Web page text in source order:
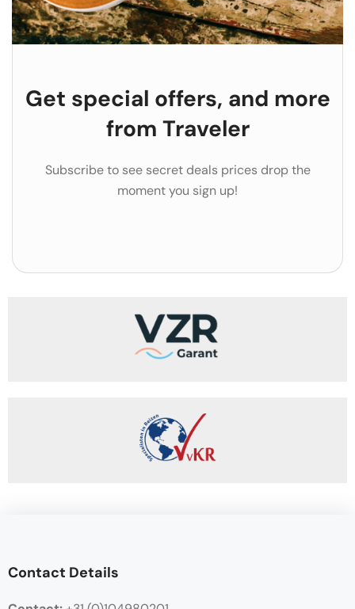
Get special offers, and more
from Traveler
Subscribe to see secret deals prices drop the
moment you sign up!
Contact Details